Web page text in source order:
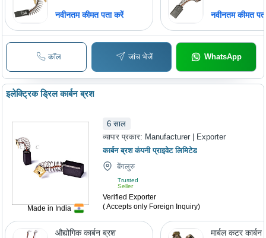
नवीनतम कीमत पता करें नवीनतम कीमत
कॉल जांच भेजें WhatsApp
Made in India
इलेक्ट्रिक ड्रिल कार्बन ब्रश
6 साल
व्यापार प्रकार: Manufacturer | Exporter
कार्बन ब्रश कंपनी प्राइवेट लिमिटेड
बेंगलुरु
Trusted
Seller
Verified Exporter
( Accepts only Foreign Inquiry)
औद्योगिक कार्बन ब्रश मार्बल कटर कार्बन